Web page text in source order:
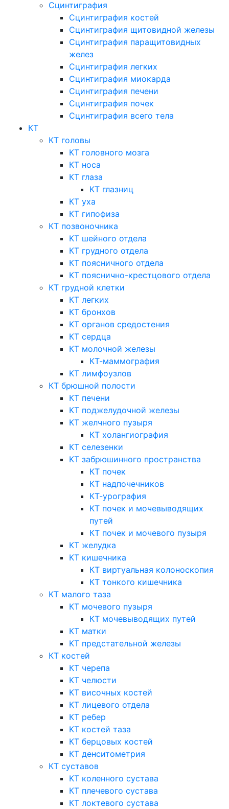
Сцинтиграфия
Сцинтиграфия костей
Сцинтиграфия щитовидной железы
Сцинтиграфия паращитовидных
желез
Сцинтиграфия легких
Сцинтиграфия миокарда
Сцинтиграфия печени
Сцинтиграфия почек
Сцинтиграфия всего тела
КТ
КТ головы
КТ головного мозга
КТ носа
КТ глаза
КТ глазниц
КТ уха
КТ гипофиза
КТ позвоночника
КТ шейного отдела
КТ грудного отдела
КТ поясничного отдела
КТ пояснично-крестцового отдела
КТ грудной клетки
КТ легких
КТ бронхов
КТ органов средостения
КТ сердца
КТ молочной железы
КТ-маммография
КТ лимфоузлов
КТ брюшной полости
КТ печени
КТ поджелудочной железы
КТ желчного пузыря
КТ холангиография
КТ селезенки
КТ забрюшинного пространства
КТ почек
КТ надпочечников
КТ-урография
КТ почек и мочевыводящих
путей
КТ почек и мочевого пузыря
КТ желудка
КТ кишечника
КТ виртуальная колоноскопия
КТ тонкого кишечника
КТ малого таза
КТ мочевого пузыря
КТ мочевыводящих путей
КТ матки
КТ предстательной железы
КТ костей
КТ черепа
КТ челюсти
КТ височных костей
КТ лицевого отдела
КТ ребер
КТ костей таза
КТ берцовых костей
КТ денситометрия
КТ суставов
КТ коленного сустава
КТ плечевого сустава
КТ локтевого сустава